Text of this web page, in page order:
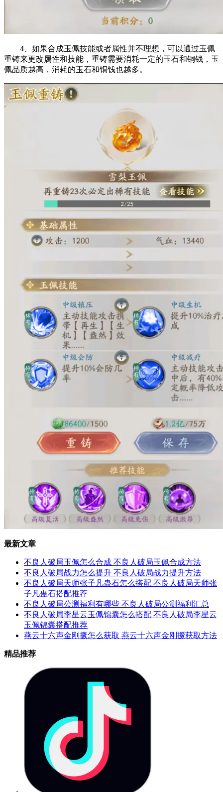
4、如果合成玉佩技能或者属性并不理想，可以通过玉佩
重铸来更改属性和技能，重铸需要消耗一定的玉石和铜钱，玉
佩品质越高，消耗的玉石和铜钱也越多。
最新文章
不良人破局玉佩怎么合成 不良人破局玉佩合成方法
不良人破局战力怎么提升 不良人破局战力提升方法
不良人破局天师张子凡蛊石怎么搭配 不良人破局天师张
子凡蛊石搭配推荐
不良人破局公测福利有哪些 不良人破局公测福利汇总
不良人破局李星云玉佩锦囊怎么搭配 不良人破局李星云
玉佩锦囊搭配推荐
燕云十六声金刚撅怎么获取 燕云十六声金刚撅获取方法
精品推荐